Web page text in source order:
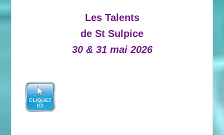
Les Talents
de St Sulpice
30 & 31 mai 2026